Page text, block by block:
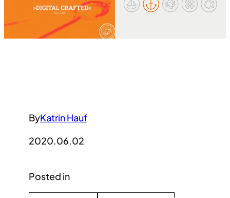
ByKatrin Hauf
2020.06.02
Posted in